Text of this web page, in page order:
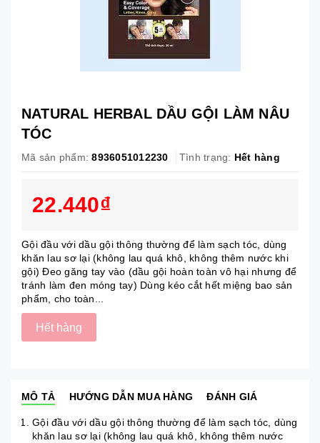
NATURAL HERBAL DẦU GỘI LÀM NÂU
TÓC
Mã sản phẩm: 8936051012230 Tình trạng: Hết hàng
22.440₫
Gội đầu với dầu gội thông thường để làm sạch tóc, dùng
khăn lau sơ lại (không lau quá khô, không thêm nước khi
gội) Đeo găng tay vào (dầu gội hoàn toàn vô hại nhưng để
tránh làm đen móng tay) Dùng kéo cắt hết miệng bao sản
phẩm, cho toàn...
Hết hàng
MÔ TẢ HƯỚNG DẪN MUA HÀNG ĐÁNH GIÁ
Gội đầu với dầu gội thông thường để làm sạch tóc, dùng
khăn lau sơ lại (không lau quá khô, không thêm nước